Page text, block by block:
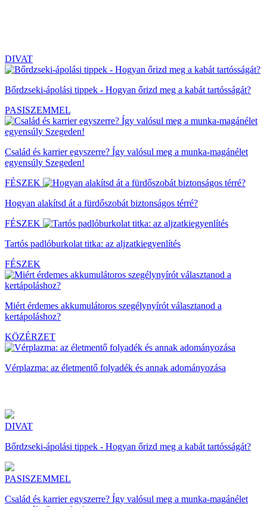
DIVAT
Bőrdzseki-ápolási tippek - Hogyan őrizd meg a kabát tartósságát?
PASISZEMMEL
Család és karrier egyszerre? Így valósul meg a munka-magánélet
egyensúly Szegeden!
FÉSZEK
Hogyan alakítsd át a fürdőszobát biztonságos térré?
FÉSZEK
Tartós padlóburkolat titka: az aljzatkiegyenlítés
FÉSZEK
Miért érdemes akkumulátoros szegélynyírót választanod a
kertápoláshoz?
KÖZÉRZET
Vérplazma: az életmentő folyadék és annak adományozása
DIVAT
Bőrdzseki-ápolási tippek - Hogyan őrizd meg a kabát tartósságát?
PASISZEMMEL
Család és karrier egyszerre? Így valósul meg a munka-magánélet